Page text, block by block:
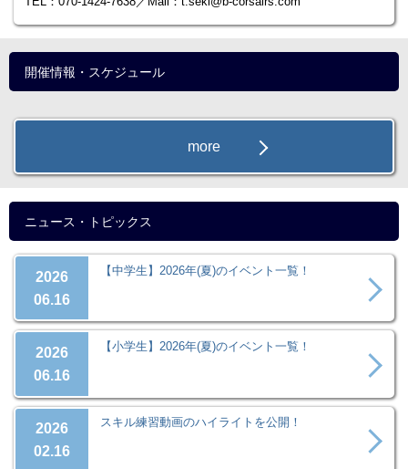
開催情報・スケジュール
more
ニュース・トピックス
2026
06.16
【中学生】2026年(夏)のイベント一覧！
2026
06.16
【小学生】2026年(夏)のイベント一覧！
2026
02.16
スキル練習動画のハイライトを公開！